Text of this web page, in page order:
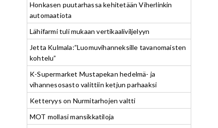
Honkasen puutarhassa kehitetään Viherlinkin
automaatiota
Lähifarmi tuli mukaan vertikaaliviljelyyn
Jetta Kulmala:”Luomuvihanneksille tavanomaisten
kohtelu”
K-Supermarket Mustapekan hedelmä- ja
vihannesosasto valittiin ketjun parhaaksi
Ketteryys on Nurmitarhojen valtti
MOT mollasi mansikkatiloja